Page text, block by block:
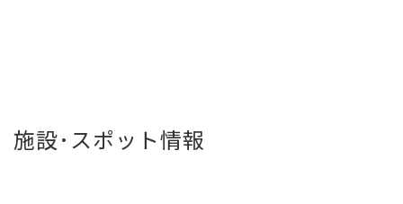
施設･スポット情報